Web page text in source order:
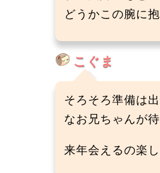
どうかこの腕に
こぐま
そろそろ準備は
なお兄ちゃんが
来年会えるの楽